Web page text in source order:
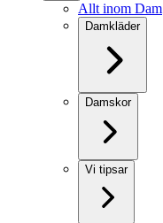
Allt inom Dam
Damkläder
Damskor
Vi tipsar